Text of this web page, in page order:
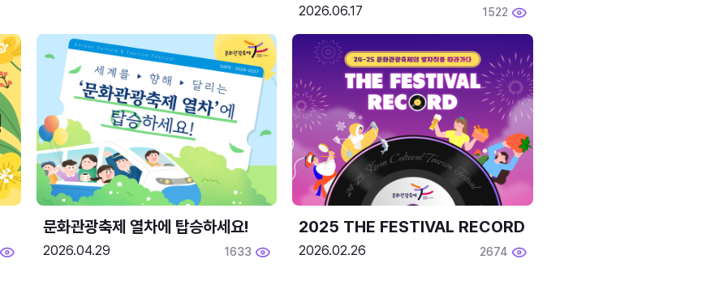
2026.06.17 1522
문화관광축제 열차에 탑승하세요!
2026.04.29 1633
2025 THE FESTIVAL RECORD
2026.02.26 2674